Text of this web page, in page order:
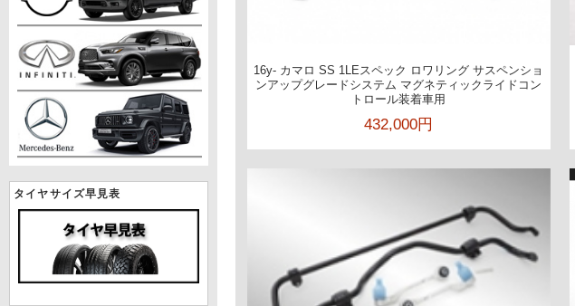
タイヤサイズ早見表
16y- カマロ SS 1LEスペック ロワリング サスペンショ
ンアップグレードシステム マグネティックライドコン
トロール装着車用
432,000円